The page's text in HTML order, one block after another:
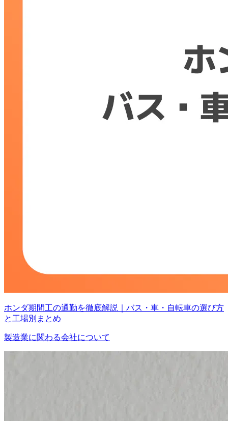
ホンダ期間工の通勤を徹底解説｜バス・車・自転車の選び方
と工場別まとめ
製造業に関わる会社について